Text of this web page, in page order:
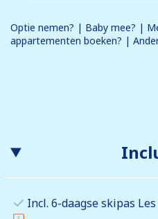
Optie nemen? | Baby mee? |
appartementen boeken? |
Incl. 6-daagse skipas